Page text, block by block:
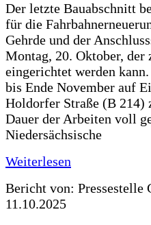
Der letzte Bauabschnitt
für die
Gehrde und der
Montag, 20. Oktober, der
eingerichtet werden
bis Ende November auf
Holdorfer Straße (B 214)
Dauer der Arbeiten voll
Niedersächsische
Weiterlesen
Bericht von: Pressestelle
11.10.2025